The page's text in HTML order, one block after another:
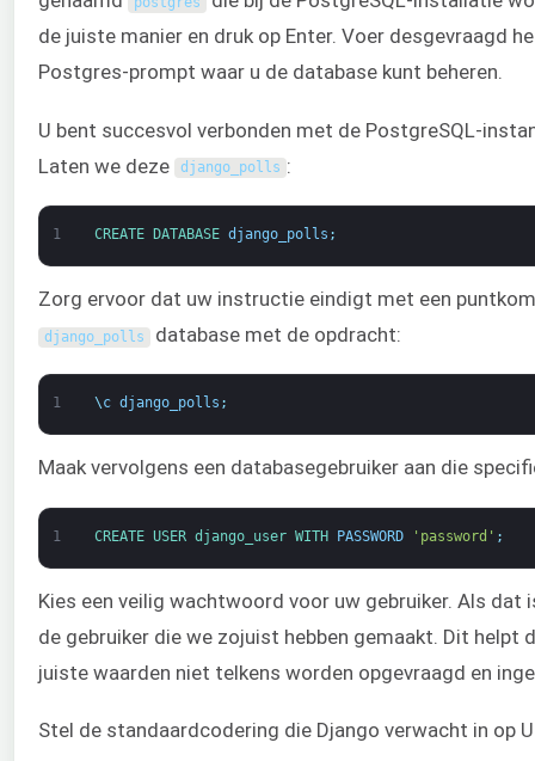
de juiste manier en druk op Enter. Voer desgevraagd
Postgres-prompt waar u de database kunt beheren.
U bent succesvol verbonden met de PostgreSQL-
Laten we deze
django_polls :
1 CREATE DATABASE django_polls ;
Zorg ervoor dat uw instructie eindigt met een
django_polls database met de opdracht:
1 \c django_polls ;
Maak vervolgens een databasegebruiker aan die
1 CREATE USER django_user WITH PASSWORD 'password' ;
Kies een veilig wachtwoord voor uw gebruiker. Als
de gebruiker die we zojuist hebben gemaakt. Dit
juiste waarden niet telkens worden opgevraagd en
Stel de standaardcodering die Django verwacht in op